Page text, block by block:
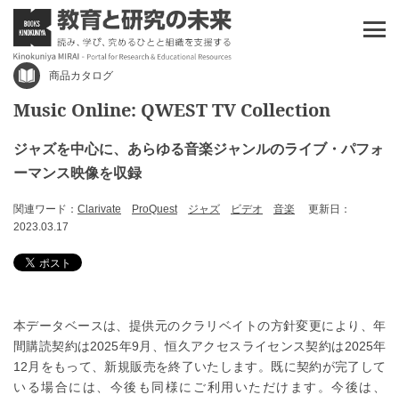
商品カタログ
Music Online: QWEST TV Collection
ジャズを中心に、あらゆる音楽ジャンルのライブ・パフォ
ーマンス映像を収録
関連ワード： Clarivate ProQuest ジャズ ビデオ 音楽
更新日：
2023.03.17
本データベースは、提供元のクラリベイトの方針変更により、年
間購読契約は2025年9月、恒久アクセスライセンス契約は2025年
12月をもって、新規販売を終了いたします。既に契約が完了して
いる場合には、今後も同様にご利用いただけます。今後は、